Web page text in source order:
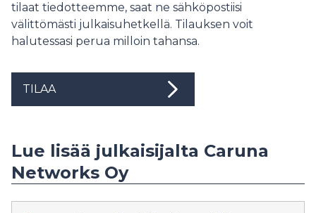
tilaat tiedotteemme, saat ne sähköpostiisi
välittömästi julkaisuhetkellä. Tilauksen voit
halutessasi perua milloin tahansa.
TILAA
Lue lisää julkaisijalta Caruna
Networks Oy